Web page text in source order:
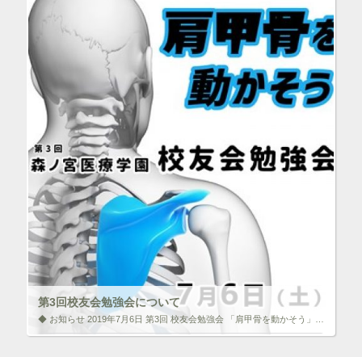
ま
す
)
ク
ク
て
w
i
t
t
e
r
で
共
有
(
新
し
い
ウ
ィ
ン
ド
ウ
で
開
き
ま
す
c
e
b
o
o
k
で
共
有
す
る
に
は
ク
リ
ッ
ク
し
い
(
新
し
い
ウ
第3回校友会勉強会について